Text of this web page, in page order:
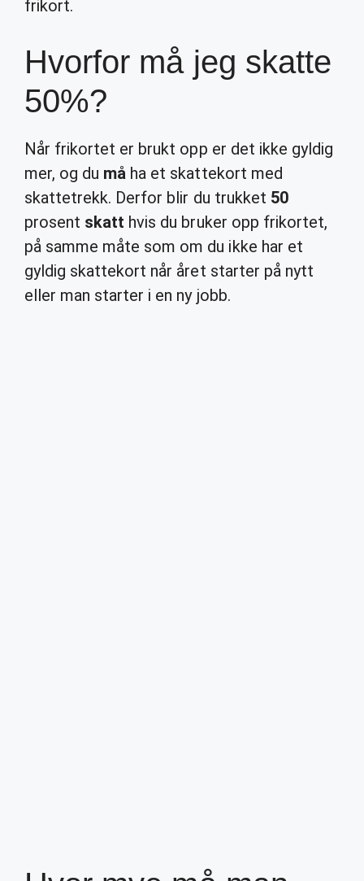
frikort.
Hvorfor må jeg skatte
50%?
Når frikortet er brukt opp er det ikke gyldig
mer, og du må ha et skattekort med
skattetrekk. Derfor blir du trukket 50
prosent skatt hvis du bruker opp frikortet,
på samme måte som om du ikke har et
gyldig skattekort når året starter på nytt
eller man starter i en ny jobb.